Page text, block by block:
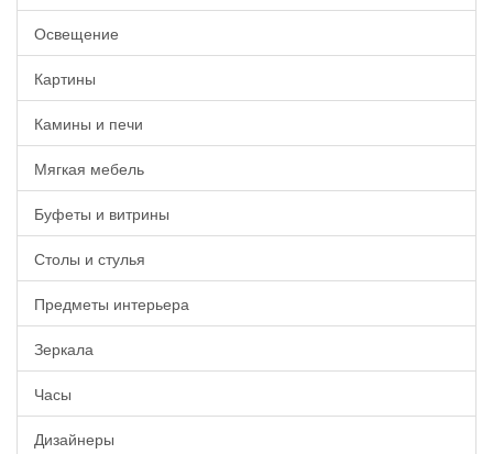
Освещение
Картины
Камины и печи
Мягкая мебель
Буфеты и витрины
Столы и стулья
Предметы интерьера
Зеркала
Часы
Дизайнеры